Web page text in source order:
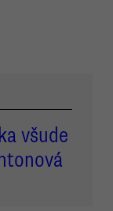
všude